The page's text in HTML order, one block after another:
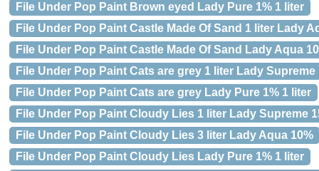
File Under Pop Paint Brown eyed Lady Pure 1% 1 liter
File Under Pop Paint Castle Made Of Sand 1 liter Lady
File Under Pop Paint Castle Made Of Sand Lady Aqua
File Under Pop Paint Cats are grey 1 liter Lady Supreme
File Under Pop Paint Cats are grey Lady Pure 1% 1 liter
File Under Pop Paint Cloudy Lies 1 liter Lady Supreme
File Under Pop Paint Cloudy Lies 3 liter Lady Aqua 10%
File Under Pop Paint Cloudy Lies Lady Pure 1% 1 liter